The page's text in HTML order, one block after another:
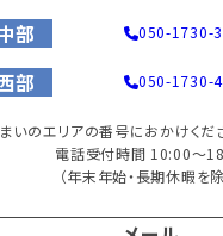
部 050-1730-
部 050-1730-
いのエリアの番号におかけくだ
電話受付時間 10:00～
（年末年始・長期休暇を除